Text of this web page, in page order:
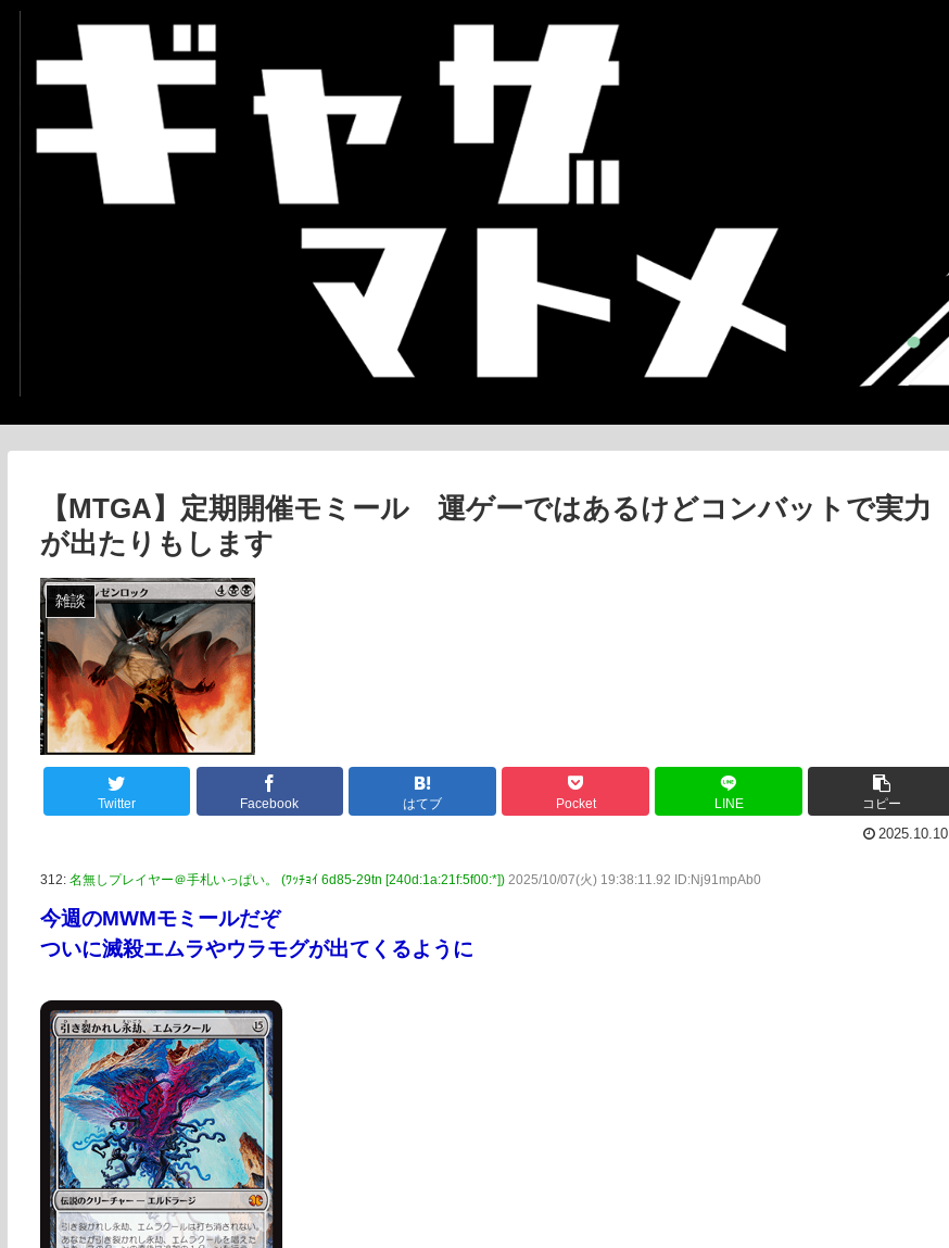
【MTGA】定期開催モミール 運ゲーではあるけどコンバットで実力
が出たりもします
雑談
Twitter Facebook はてブ Pocket LINE コピー
2025.10.10
312: 名無しプレイヤー＠手札いっぱい。 (ﾜｯﾁｮｲ 6d85-29tn [240d:1a:21f:5f00:*]) 2025/10/07(火) 19:38:11.92 ID:Nj91mpAb0
今週のMWMモミールだぞ
ついに滅殺エムラやウラモグが出てくるように